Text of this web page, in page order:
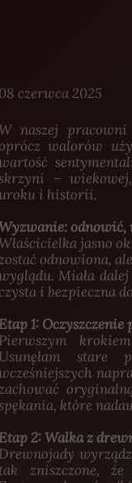
naszej
walorów
–
i historii.
odnowić,
jasno
odnowiona,
Miała dalej
czysta i bezpieczna
Etap 1:
Pierwszym
Usunęłam stare
które
Etap 2: Walka z
Drewnojady
tak zniszczone,
08 czerwca 2025